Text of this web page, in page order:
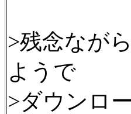
>残念なが
ようで
>ダウンロ